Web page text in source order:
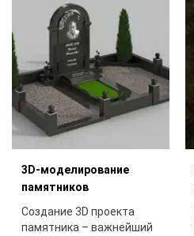
3D-моделирование
памятников
Создание 3D проекта
памятника – важнейший